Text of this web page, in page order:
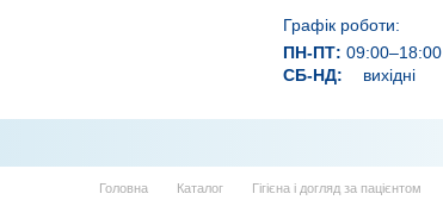
Графік роботи:
ПН-ПТ: 09:00–18:00
СБ-НД:
вихідні
Головна Каталог Гігієна і догляд за пацієнтом